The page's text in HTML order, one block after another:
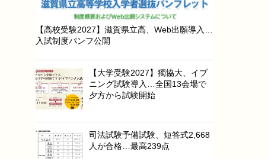
【高校受験2027】滋賀県立高、Web出願導入…
入試制度パンフ公開
【大学受験2027】獨協大、イブ
ニング試験導入…全国13会場で
夕方から試験開始
司法試験予備試験、短答式2,668
人が合格…最高239点